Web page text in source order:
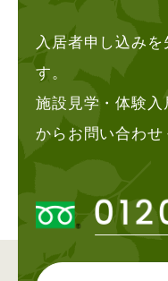
入居者申し込み
す。
施設見学・体験入
からお問い合わせ